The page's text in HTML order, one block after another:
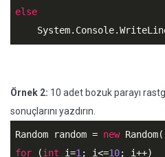
else
Örnek 2: 10 adet bozuk parayı
sonuçlarını yazdırın.
Random random = new
for (int i=1 ; i<=10; i++)